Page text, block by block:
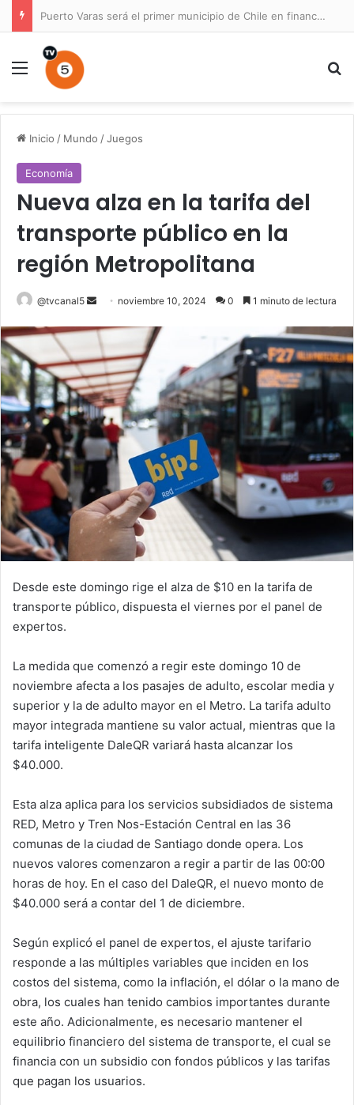
Puerto Varas será el primer municipio de Chile en financiar un Plan Maestro para un parque nacional
Menú
Inicio / Mundo /Juegos
Economía
Nueva alza en la tarifa del
transporte público en la
región Metropolitana
@tvcanal5
Send
email
noviembre 10, 2024 0 1 minuto de lectura
Desde este domingo rige el alza de $10 en la tarifa de
transporte público, dispuesta el viernes por el panel de
expertos.
La medida que comenzó a regir este domingo 10 de
noviembre afecta a los pasajes de adulto, escolar media y
superior y la de adulto mayor en el Metro. La tarifa adulto
mayor integrada mantiene su valor actual, mientras que la
tarifa inteligente DaleQR variará hasta alcanzar los
$40.000.
Esta alza aplica para los servicios subsidiados de sistema
RED, Metro y Tren Nos-Estación Central en las 36
comunas de la ciudad de Santiago donde opera. Los
nuevos valores comenzaron a regir a partir de las 00:00
horas de hoy. En el caso del DaleQR, el nuevo monto de
$40.000 será a contar del 1 de diciembre.
Según explicó el panel de expertos, el ajuste tarifario
responde a las múltiples variables que inciden en los
costos del sistema, como la inflación, el dólar o la mano de
obra, los cuales han tenido cambios importantes durante
este año. Adicionalmente, es necesario mantener el
equilibrio financiero del sistema de transporte, el cual se
financia con un subsidio con fondos públicos y las tarifas
que pagan los usuarios.